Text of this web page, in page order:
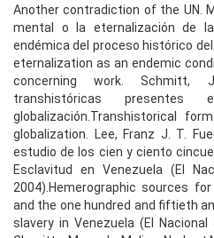
Another contradiction of the UN.
mental o la eternalización de
endémica del proceso histórico
eternalization as an endemic
concerning work. Schmitt,
transhistóricas
globalización.Transhistorical
globalization. Lee, Franz J. T.
estudio de los cien y ciento
Esclavitud en Venezuela (El
2004).Hemerographic sources
and the one hundred and fiftieth
slavery in Venezuela (El Nacional